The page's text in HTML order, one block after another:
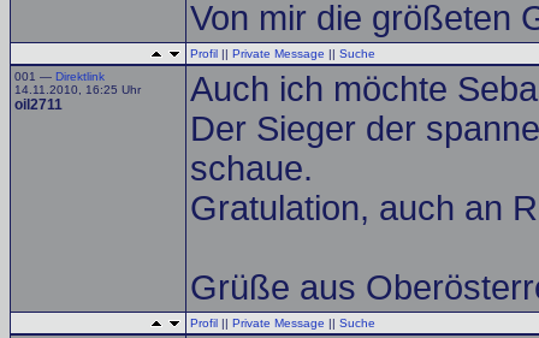
Von mir die größeten
Profil || Private Message || Suche
001 — Direktlink
14.11.2010, 16:25 Uhr
oil2711
Auch ich möchte
Der Sieger der
schaue.
Gratulation, auch an
Grüße aus
Profil || Private Message || Suche